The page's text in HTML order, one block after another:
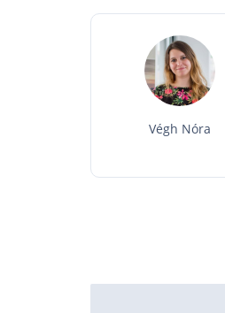
Végh Nóra